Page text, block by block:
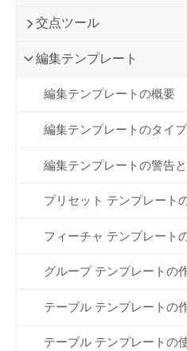
交点ツール
編集テンプレート
編集テンプレートの概要
編集テンプレートのタイプ
編集テンプレートの警告
プリセット テンプレート
フィーチャ テンプレート
グループ テンプレートの
テーブル テンプレートの
テーブル テンプレートの